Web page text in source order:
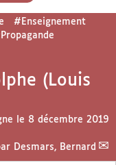
#Enseignement
(Louis
le 8 décembre 2019
Desmars, Bernard